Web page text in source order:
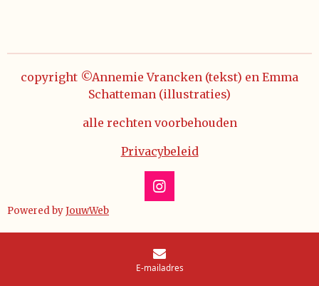
copyright ©Annemie Vrancken (tekst) en Emma
Schatteman (illustraties)
alle rechten voorbehouden
Privacybeleid
I
n
t
a
g
r
Powered byJouwWeb
E-mailadres